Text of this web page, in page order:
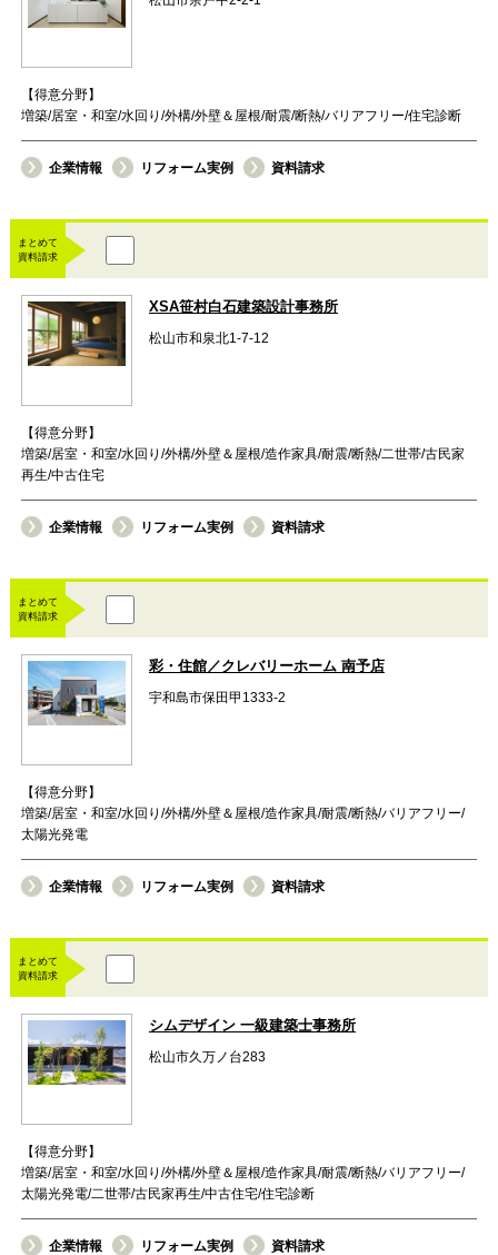
【得意分野】
増築/居室・和室/水回り/外構/外壁＆屋根/耐震/断熱/バリアフリー/住宅診断
企業情報 リフォーム実例 資料請求
まとめて
資料請求
XSA笹村白石建築設計事務所
松山市和泉北1-7-12
【得意分野】
増築/居室・和室/水回り/外構/外壁＆屋根/造作家具/耐震/断熱/二世帯/古民家
再生/中古住宅
企業情報 リフォーム実例 資料請求
まとめて
資料請求
彩・住館／クレバリーホーム 南予店
宇和島市保田甲1333-2
【得意分野】
増築/居室・和室/水回り/外構/外壁＆屋根/造作家具/耐震/断熱/バリアフリー/
太陽光発電
企業情報 リフォーム実例 資料請求
まとめて
資料請求
シムデザイン 一級建築士事務所
松山市久万ノ台283
【得意分野】
増築/居室・和室/水回り/外構/外壁＆屋根/造作家具/耐震/断熱/バリアフリー/
太陽光発電/二世帯/古民家再生/中古住宅/住宅診断
企業情報 リフォーム実例 資料請求